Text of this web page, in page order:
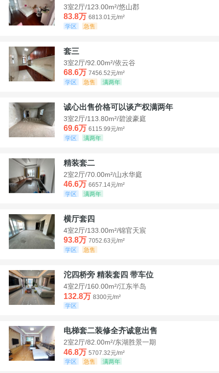
3室2厅/123.00m²/悠山郡
83.8万 6813.01元/m²
学区
急售
套三
3室2厅/92.00m²/依云谷
68.6万 7456.52元/m²
学区
急售 满两年
诚心出售价格可以谈产权满两年
3室2厅/113.80m²/碧波豪庭
69.6万 6115.99元/m²
学区
满两年
精装套二
2室2厅/70.00m²/山水华庭
46.6万 6657.14元/m²
学区
满两年
横厅套四
4室2厅/133.00m²/锦官天宸
93.8万 7052.63元/m²
学区
急售
沱四桥旁 精装套四 带车位
4室2厅/160.00m²/江东半岛
132.8万 8300元/m²
学区
电梯套二装修全齐诚意出售
2室2厅/82.00m²/东湖胜景一期
46.8万 5707.32元/m²
学区
急售 满两年